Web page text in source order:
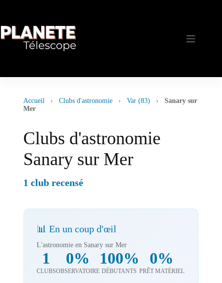
Accueil › Clubs d'astronomie › Var (83) ›
Sanary sur
Mer
Clubs d'astronomie
Sanary sur Mer
1 club recensé
📊 En un coup d'œil
L'astronomie en Sanary sur Mer
1
CLUBS
0%
OBSERVATOIRE
100%
DÉBUTANTS
0%
PRÊT MATÉRIEL